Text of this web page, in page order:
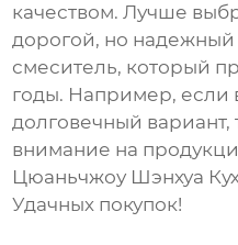
качеством. Лучше
дорогой, но
смеситель, который
годы. Например, если
долговечный вариант,
внимание на
Цюаньчжоу Шэнхуа
Удачных покупок!